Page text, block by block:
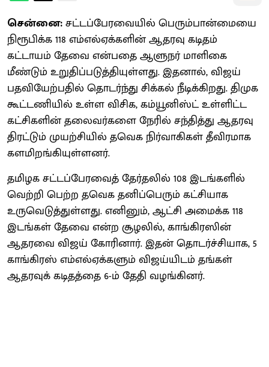
சென்னை:சட்டப்பேரவையில் பெரும்பான்மையை
நிரூபிக்க 118 எம்எல்ஏக்களின் ஆதரவு கடிதம்
கட்டாயம் தேவை என்பதை ஆளுநர் மாளிகை
மீண்டும் உறுதிப்படுத்தியுள்ளது. இதனால், விஜய்
பதவியேற்பதில் தொடர்ந்து சிக்கல் நீடிக்கிறது. திமுக
கூட்டணியில் உள்ள விசிக, கம்யூனிஸ்ட் உள்ளிட்ட
கட்சிகளின் தலைவர்களை நேரில் சந்தித்து ஆதரவு
திரட்டும் முயற்சியில் தவெக நிர்வாகிகள் தீவிரமாக
களமிறங்கியுள்ளனர்.
தமிழக சட்டப்பேரவைத் தேர்தலில் 108 இடங்களில்
வெற்றி பெற்ற தவெக தனிப்பெரும் கட்சியாக
உருவெடுத்துள்ளது. எனினும், ஆட்சி அமைக்க 118
இடங்கள் தேவை என்ற சூழலில், காங்கிரஸின்
ஆதரவை விஜய் கோரினார். இதன் தொடர்ச்சியாக, 5
காங்கிரஸ் எம்எல்ஏக்களும் விஜய்யிடம் தங்கள்
ஆதரவுக் கடிதத்தை 6-ம் தேதி வழங்கினர்.